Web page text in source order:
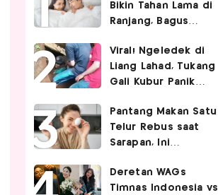
Bikin Tahan Lama di
Ranjang, Bagus
Hubungan Intim
Viral! Ngeledek di
Liang Lahad, Tukang
Gali Kubur Panik
Pantang Makan Satu
Telur Rebus saat
Sarapan, Ini
Ahli Gizi!
Deretan WAGs
Timnas Indonesia vs